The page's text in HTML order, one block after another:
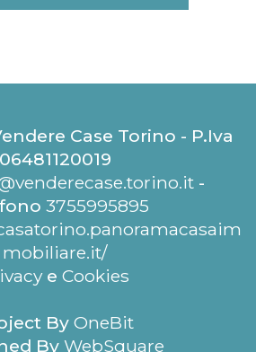
Case Torino - P.Iva
06481120019
-
3755995895
mobiliare.it/
e Cookies
By OneBit
By WebSquare